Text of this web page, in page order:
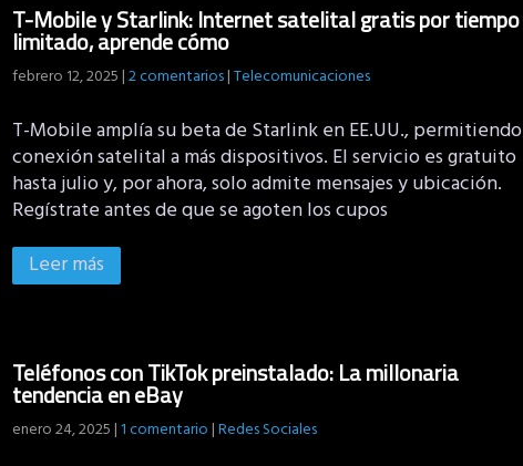
T-Mobile y Starlink: Internet satelital gratis por tiempo
limitado, aprende cómo
febrero 12, 2025|2 comentarios|Telecomunicaciones
T-Mobile amplía su beta de Starlink en EE.UU., permitiendo
conexión satelital a más dispositivos. El servicio es gratuito
hasta julio y, por ahora, solo admite mensajes y ubicación.
Regístrate antes de que se agoten los cupos
Leer más
Teléfonos con TikTok preinstalado: La millonaria
tendencia en eBay
enero 24, 2025|1 comentario|Redes Sociales